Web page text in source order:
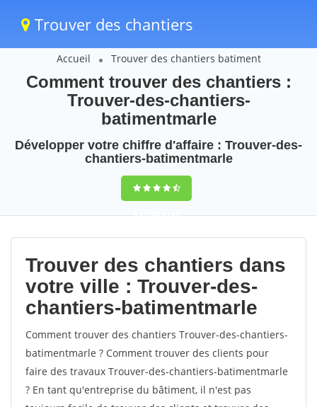
Trouver des chantiers
Accueil Trouver des chantiers batiment
Comment trouver des chantiers :
Trouver-des-chantiers-
batimentmarle
Développer votre chiffre d'affaire : Trouver-des-
chantiers-batimentmarle
9,5(100%)65
votes
Trouver des chantiers dans
votre ville : Trouver-des-
chantiers-batimentmarle
Comment trouver des chantiers Trouver-des-chantiers-
batimentmarle ? Comment trouver des clients pour
faire des travaux Trouver-des-chantiers-batimentmarle
? En tant qu'entreprise du bâtiment, il n'est pas